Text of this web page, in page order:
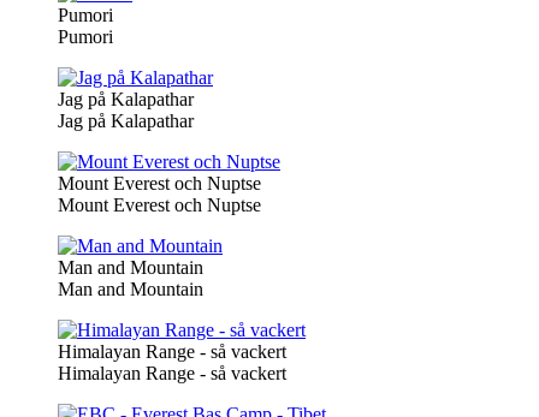
Pumori
Pumori
Jag på Kalapathar
Jag på Kalapathar
Mount Everest och Nuptse
Mount Everest och Nuptse
Man and Mountain
Man and Mountain
Himalayan Range - så vackert
Himalayan Range - så vackert